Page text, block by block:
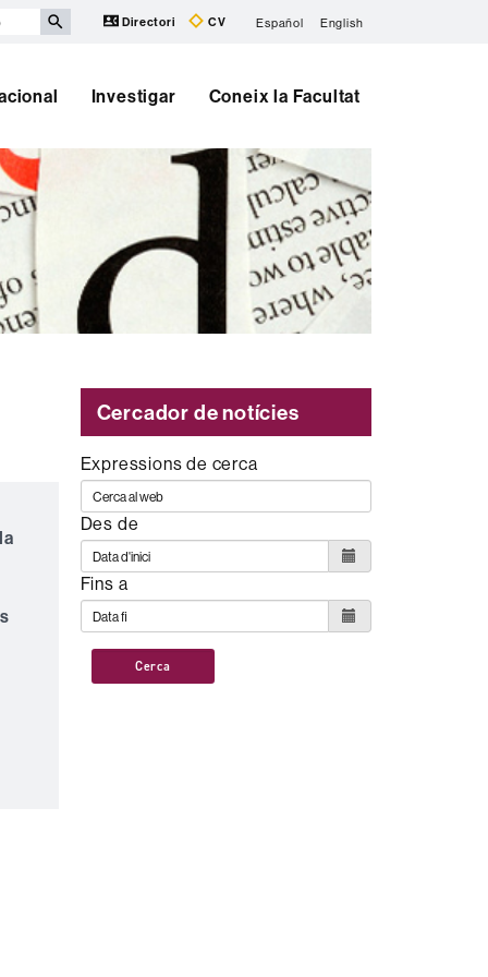
Directori CV Español English
Investigar Coneix la Facultat
Cercador de notícies
Expressions de cerca
Des de
Fins a
Cerca